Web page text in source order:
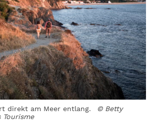
direkt am Meer entlang.
© Betty
Tourisme